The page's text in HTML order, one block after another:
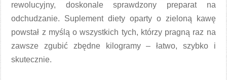
rewolucyjny, doskonale sprawdzony preparat na
odchudzanie. Suplement diety oparty o zieloną kawę
powstał z myślą o wszystkich tych, którzy pragną raz na
zawsze zgubić zbędne kilogramy – łatwo, szybko i
skutecznie.